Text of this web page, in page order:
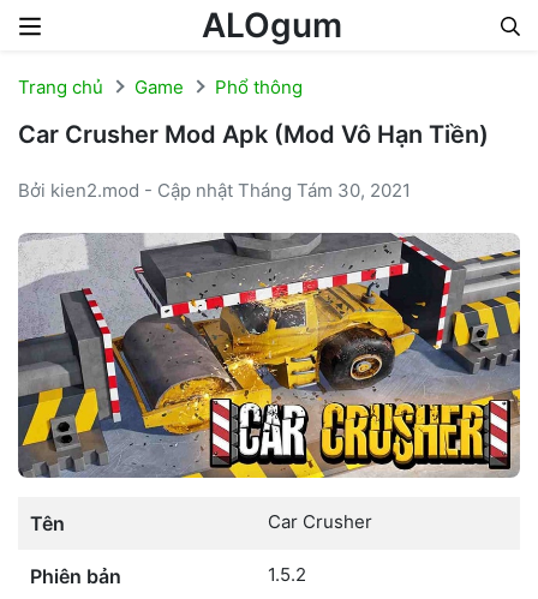
ALOgum
Trang chủ Game Phổ thông
Car Crusher Mod Apk (Mod Vô Hạn Tiền)
Bởi kien2.mod - Cập nhật Tháng Tám 30, 2021
Tên Car Crusher
Phiên bản 1.5.2